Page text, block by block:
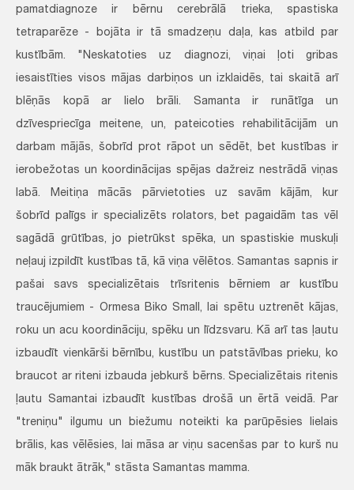
pamatdiagnoze ir bērnu cerebrālā trieka, spastiska
tetraparēze - bojāta ir tā smadzeņu daļa, kas atbild par
kustībām. "Neskatoties uz diagnozi, viņai ļoti gribas
iesaistīties visos mājas darbiņos un izklaidēs, tai skaitā arī
blēņās kopā ar lielo brāli. Samanta ir runātīga un
dzīvespriecīga meitene, un, pateicoties rehabilitācijām un
darbam mājās, šobrīd prot rāpot un sēdēt, bet kustības ir
ierobežotas un koordinācijas spējas dažreiz nestrādā viņas
labā. Meitiņa mācās pārvietoties uz savām kājām, kur
šobrīd palīgs ir specializēts rolators, bet pagaidām tas vēl
sagādā grūtības, jo pietrūkst spēka, un spastiskie muskuļi
neļauj izpildīt kustības tā, kā viņa vēlētos. Samantas sapnis ir
pašai savs specializētais trīsritenis bērniem ar kustību
traucējumiem - Ormesa Biko Small, lai spētu uztrenēt kājas,
roku un acu koordināciju, spēku un līdzsvaru. Kā arī tas ļautu
izbaudīt vienkārši bērnību, kustību un patstāvības prieku, ko
braucot ar riteni izbauda jebkurš bērns. Specializētais ritenis
ļautu Samantai izbaudīt kustības drošā un ērtā veidā. Par
"treniņu" ilgumu un biežumu noteikti ka parūpēsies lielais
brālis, kas vēlēsies, lai māsa ar viņu sacenšas par to kurš nu
māk braukt ātrāk," stāsta Samantas mamma.